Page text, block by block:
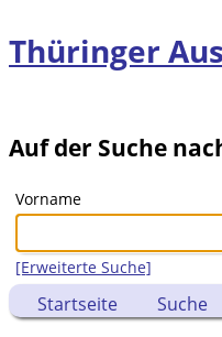
Thüringer
Auf der Suche
Vorname
[Erweiterte Suche]
Startseite Suche